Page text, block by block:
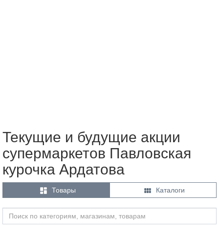
Текущие и будущие акции
супермаркетов Павловская
курочка Ардатова
 Товары  Каталоги